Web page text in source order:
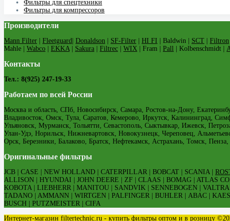
Фильтры для спецтехники
Фильтры для компрессоров
Производители
Mann Filter Fleetguard Donaldson SF-Filter HI FI | Baldwin | SCT Filtron
Mahle | Wabco EKKA| Sakura Filtrec WIX | Fram | Pall | Kolbenschmidt |
Контакты
Тел.: 8(925) 247-19-33
Работаем по всей России
Москва и область, СПб, Новосибирск, Самара, Ростов-на-Дону,
Владивосток, Омск, Тула, Саратов, Кемерово, Иркутск, Калининград,
Ульяновск, Мурманск, Тольятти, Севастополь, Сыктывкар, Ижевск,
Улан-Удэ, Норильск, Нижневартовск, Новокузнецк, Череповец,
Орск, Березники, Балаково, Братск, Нефтекамск, Астрахань, Томск,
Оригинальные фильтры
JCB | CASE | NEW HOLLAND | CATERPILLAR | BOBCAT | SCANIA |
ALLISON | HYUNDAI | JOHN DEERE | ZF | CLAAS | BOMAG | ATLAS
KOBOTA | LIEBHERR | MANITOU | SANDVIK | SENNEBOGEN | VALTRA
TADANO | AMMANN | WIRTGEN | PALFINGER | BUHLER | ABAC |
BUSCH | PUTZMEISTER | CIFA
Интернет-магазин filtertechnic.ru - купить фильтры оптом и в розницу